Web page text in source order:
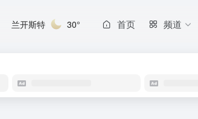
兰开斯特 30° 首页 频道